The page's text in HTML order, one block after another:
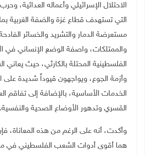
الاحتلال الإسرائيلي وأعماله العدائية، وحرب
التي تستهدف قطاع غزة والضفة الغربية
مستعرضة الدمار والتشريد والخسائر
والممتلكات، واصفة الوضع الإنساني في
الفلسطينية المحتلة بالكارثي، حيث يعاني
وأزمة الجوع، ويواجهون قيوداً شديدة على
الخدمات الأساسية، بالإضافة إلى تفاقم
القسري وتدهور الأوضاع الصحية والنفسية.
وأكدت، أنه على الرغم من هذه المعاناة،
هما أقوى أدوات الشعب الفلسطيني في